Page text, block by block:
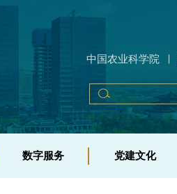
数字服务
服务系统
典型案例
中国农业科学院
数字服务 党建文化